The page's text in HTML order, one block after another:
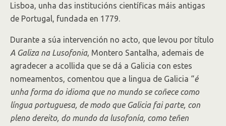
Lisboa, unha das institucións científicas máis antigas
de Portugal, fundada en 1779.
Durante a súa intervención no acto, que levou por título
A Galiza na Lusofonia, Montero Santalha, ademais de
agradecer a acollida que se dá a Galicia con estes
nomeamentos, comentou que a lingua de Galicia “é
unha forma do idioma que no mundo se coñece como
língua portuguesa, de modo que Galicia fai parte, con
pleno dereito, do mundo da lusofonía, como teñen